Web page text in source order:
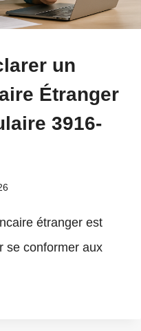
un
Étranger
3916-
étranger est
se conformer aux